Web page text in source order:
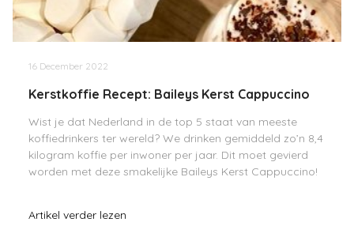
16 December 2022
Kerstkoffie Recept: Baileys Kerst Cappuccino
Wist je dat Nederland in de top 5 staat van meeste
koffiedrinkers ter wereld? We drinken gemiddeld zo’n 8,4
kilogram koffie per inwoner per jaar. Dit moet gevierd
worden met deze smakelijke Baileys Kerst Cappuccino!
Artikel verder lezen